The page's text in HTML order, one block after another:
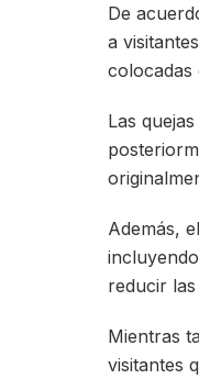
De
a
colocadas
Las
Además,
reducir
Mientras
visitantes